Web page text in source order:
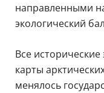
направленными
экологический
Все
карты
менялось